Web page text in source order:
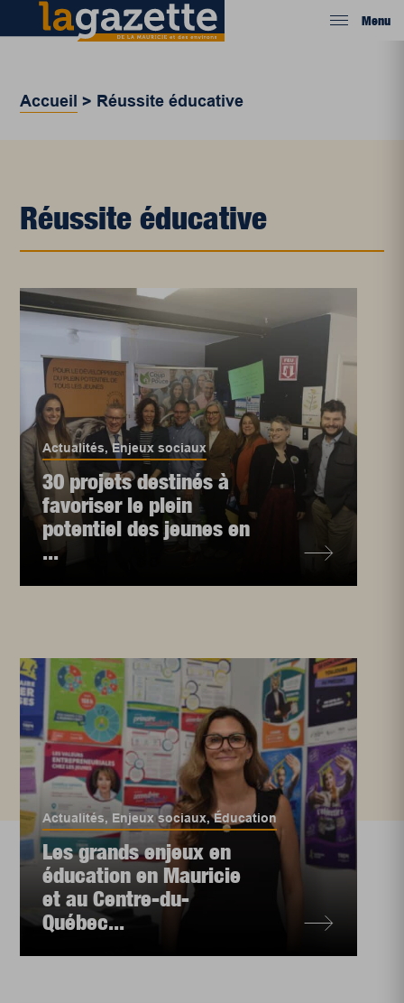
Menu
Accueil > Réussite éducative
Réussite éducative
Actualités,Enjeux sociaux
30 projets destinés à
favoriser le plein
potentiel des jeunes en
...
Actualités, Enjeux sociaux,Éducation
Les grands enjeux en
éducation en Mauricie
et au Centre-du-
Québec...